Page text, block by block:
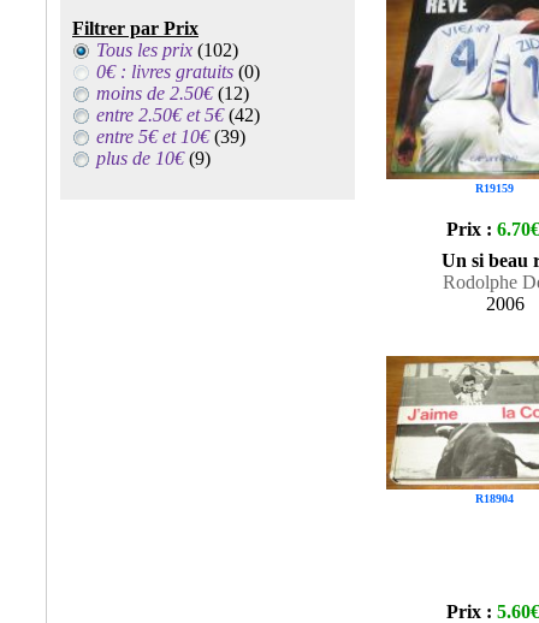
Filtrer par Prix
Tous les prix (102)
0€ : livres gratuits (0)
moins de 2.50€(12)
entre 2.50€ et 5€(42)
entre 5€ et 10€(39)
plus de 10€(9)
R19159
Prix : 6.70€
Un si beau
Rodolphe
2006
R18904
Prix : 5.60€